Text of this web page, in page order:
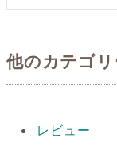
他のカテゴリ
レビュー